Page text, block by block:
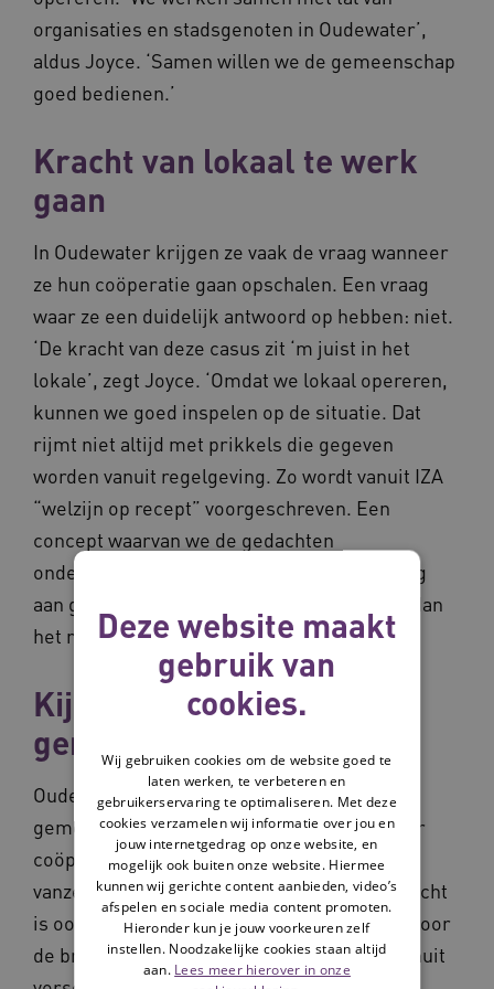
organisaties en stadsgenoten in Oudewater’,
aldus Joyce. ‘Samen willen we de gemeenschap
goed bedienen.’
Kracht van lokaal te werk
gaan
In Oudewater krijgen ze vaak de vraag wanneer
ze hun coöperatie gaan opschalen. Een vraag
waar ze een duidelijk antwoord op hebben: niet.
‘De kracht van deze casus zit ‘m juist in het
lokale’, zegt Joyce. ‘Omdat we lokaal opereren,
kunnen we goed inspelen op de situatie. Dat
rijmt niet altijd met prikkels die gegeven
worden vanuit regelgeving. Zo wordt vanuit IZA
“welzijn op recept” voorgeschreven. Een
concept waarvan we de gedachten
onderschrijven, maar lokaal anders invulling
aan geven. Het doel moet belangrijker zijn dan
het middel.’
Kijken vanuit de
gemeenschap
Oudewater heeft met haar aanwezige
gemeenschapskracht vruchtbare grond voor
coöperatie. Toch is dat geen
vanzelfsprekendheid. De gemeenschapskracht
is ook het gevolg van anders kijken. ‘Als je door
de bril van de gemeenschap kijkt, kijk je vanuit
Deze website maakt
gebruik van
cookies.
Wij gebruiken cookies om de website goed te
laten werken, te verbeteren en
gebruikerservaring te optimaliseren. Met deze
cookies verzamelen wij informatie over jou en
jouw internetgedrag op onze website, en
mogelijk ook buiten onze website. Hiermee
kunnen wij gerichte content aanbieden, video’s
afspelen en sociale media content promoten.
Hieronder kun je jouw voorkeuren zelf
instellen. Noodzakelijke cookies staan altijd
aan. Lees meer hierover in onze